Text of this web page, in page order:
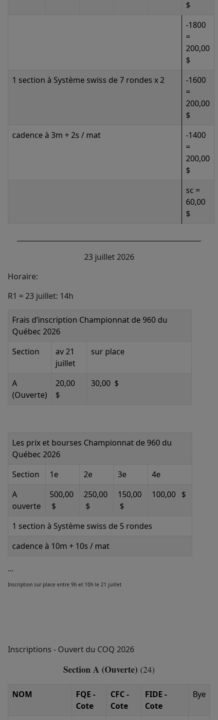
$
-1800
=
200,00
$
1 section à Système swiss de 7 rondes x 2
-1600
=
200,00
$
cadence à 3m + 2s / mat
-1400
=
200,00
$
sc =
60,00
$
23 juillet 2026
Horaire:
R1 = 23 juillet: 14h
Frais d’inscription Championnat de 960 du
Québec 2026
Section
av 21
juillet
sur place
A
(Ouverte)
20,00
$
30,00 $
Les prix et bourses Championnat de 960 du
Québec 2026
Section
1e 2e 3e
4e
A
ouverte
500,00
$
250,00
$
150,00
$
100,00 $
1 section à Système swiss de 5 rondes
cadence à 10m + 10s / mat
...
Inscription sur place entre 9h et 10h le 21 juillet
Inscriptions - Ouvert du COQ 2026
Section A (Ouverte) (24)
NOM
FQE -
Cote
CFC -
Cote
FIDE -
Cote
Bye